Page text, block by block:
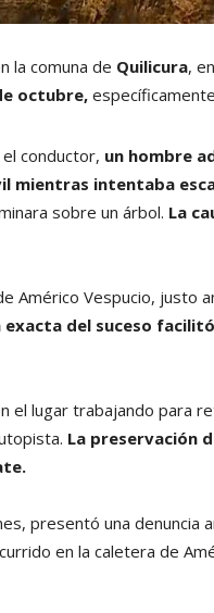
la comuna de Quilicura,
octubre,
conductor, un hombre
mientras intentaba
sobre un árbol. La
Américo Vespucio, justo
exacta del suceso
el lugar trabajando para
La preservación
presentó una denuncia
en la caletera de